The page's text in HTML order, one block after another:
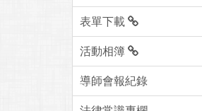
表單下載
活動相簿
導師會報紀錄